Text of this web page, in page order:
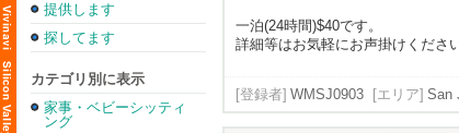
提供します
探してます
カテゴリ別に表示
家事・ベビーシッティ
ング
一泊(24時間)$40です。
詳細等はお気軽にお声掛けください
[登録者] WMSJ0903 [エリア] San